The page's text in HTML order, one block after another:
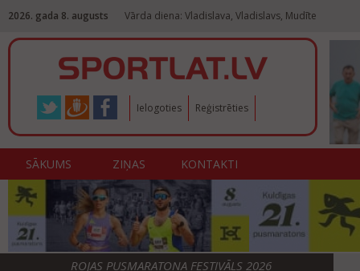
2026. gada 8. augusts Vārda diena: Vladislava, Vladislavs, Mudīte
Ielogoties Reģistrēties
SĀKUMS ZIŅAS KONTAKTI
ROJAS PUSMARATONA FESTIVĀLS 2026